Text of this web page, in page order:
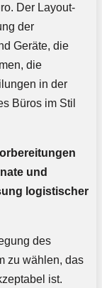
Der Layout-
der
Geräte, die
die
in der
Büros im Stil
und
logistischer
des
zu wählen, das
ist.